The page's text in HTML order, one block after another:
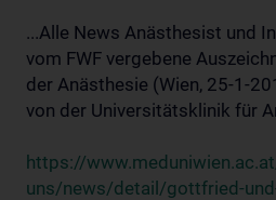
...Alle News Anästhesist und
vom FWF vergebene
der Anästhesie (Wien, 25-1-
von der Universitätsklinik für
https://
uns/news/detail/gottfried-